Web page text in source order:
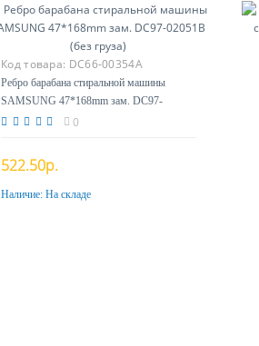
Код товара: DC66-00354A
Ребро барабана стиральной машины
SAMSUNG 47*168mm зам. DC97-
02051B (без груза)
0
522.50р.
Купить
Наличие: На складе